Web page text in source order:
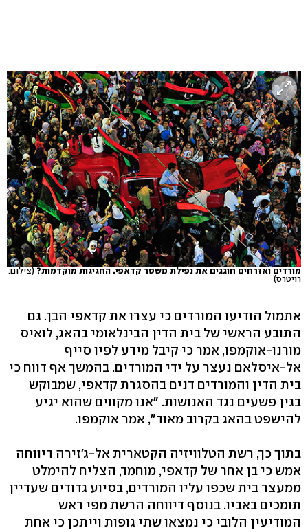
מורדים ואזרחים חוגגים את נפילת משטר קדאפי. החגיגות מוקדמות? (צילום:
רויטרס)
אתמול הודיעו המורדים כי עצרו את קדאפי הבן. גם
התובע הראשי של בית הדין הבינלאומי בהאג, לואיס
מורנו-אוקמפו, אמר כי קיבל מידע לפיו סייף
אל-איסלאם נעצר על ידי המורדים. בהמשך אף דווח כי
בית הדין והמורדים דנים בהסגרת קדאפי, שמבוקש
בגין פשעים נגד האנושות. "אנו מקווים שהוא יגיע
להישפט בהאג בקרוב מאוד", אמר אוקמפו.
בתוך כך, רשת הטלוויזיה הקטארית אל-ג'זירה דיווחה
אמש כי בן אחר של קדאפי, מוחמד, הצליח להימלט
ממעצר בית שכפו עליו המורדים, בסיוע גדודים שעדיין
תומכים באביו. בנוסף דיווחה הרשת מפי ראש
המודיעין הלובי כי נמצאו שתי גופות וייתכן כי אחת